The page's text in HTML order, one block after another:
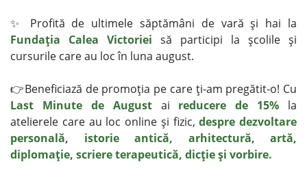
✨ Profită de ultimele săptămâni de vară şi hai la
Fundaţia Calea Victoriei să participi la şcolile şi
cursurile care au loc în luna august.
👉Beneficiază de promoţia pe care ţi-am pregătit-o! Cu
Last Minute de Augustai reducere de 15% la
atelierele care au loc online şi fizic,despre dezvoltare
personală, istorie antică, arhitectură, artă,
diplomaţie, scriere terapeutică, dicţie şi vorbire.